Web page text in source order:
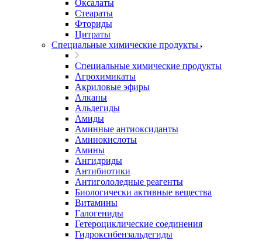
Оксалаты
Стеараты
Фториды
Цитраты
Специальные химические продукты
Специальные химические продукты
Агрохимикаты
Акриловые эфиры
Алканы
Альдегиды
Амиды
Аминные антиоксиданты
Аминокислоты
Амины
Ангидриды
Антибиотики
Антигололедные реагенты
Биологически активные вещества
Витамины
Галогениды
Гетероциклические соединения
Гидроксибензальдегиды